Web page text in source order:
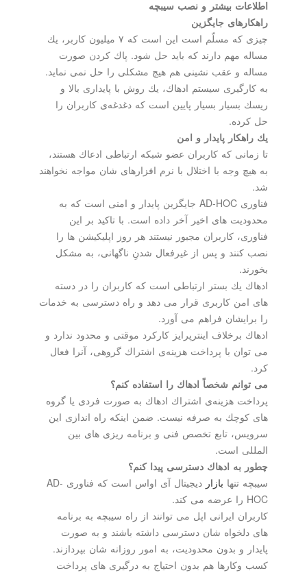
اطلاعات بیشتر و نصب سیبچه
راهكارهای جایگزین
چیزی كه مسلّم است این است كه ۷ میلیون كاربر، یك
مساله مهم دارند كه باید حل شود. پاك كردن صورت
مساله و عقب نشینی هم هیچ مشكلی را حل نمی نماید.
به كارگیری سیستم ادهاك، یك روش با پایداری بالا و
ریسك بسیار بسیار پایین است كه دغدغه‌ی كاربران را
حل كرده.
یك راهكار پایدار و امن
تا زمانی كه كاربران عضو شبكه ارتباطی ادعاك هستند،
به هیچ وجه با اختلال با نرم افزارهای شان مواجه نخواهند
فناوری AD-HOC جایگزین پایدار و امنی است كه به
محدودیت های اخیر آخر داده است. با تاكید بر این
فناوری، كاربران مجبور نیستند هر روز اپلیكیشن ها را
نصب كنند و پس از غیرفعال شدنِ ناگهانی، به مشكل
ادهاك یك بستر ارتباطی است كه كاربران را در دسته
های امن كاربری قرار می دهد و راه دسترسی به خدمات
را برایشان فراهم می آورد.
ادهاك برخلاف اینترپرایز كاركرد موقتی و محدود ندارد و
می توان با پرداخت هزینه‌ی اشتراك گروهی، آنرا فعال
می توانم شخصاً ادهاك را استفاده كنم؟
پرداخت هزینه‌ی اشتراك ادهاك به صورت فردی یا گروه
های كوچك به صرفه نیست. ضمن اینكه راه اندازی این
سرویس، تابع تخصص فنی و برنامه ریزی های بین
المللی است.
چطور به ادهاك دسترسی پیدا كنم؟
سیبچه تنهابازار
دیجیتال آی اواس است كه فناوری AD-
كاربران ایرانی اپل می توانند از راه سیبچه به برنامه
های دلخواه شان دسترسی داشته باشند و به صورت
پایدار و بدون محدودیت، به امور روزانه شان بپردازند.
كسب وكارها هم بدون احتیاج به درگیری های پرداخت